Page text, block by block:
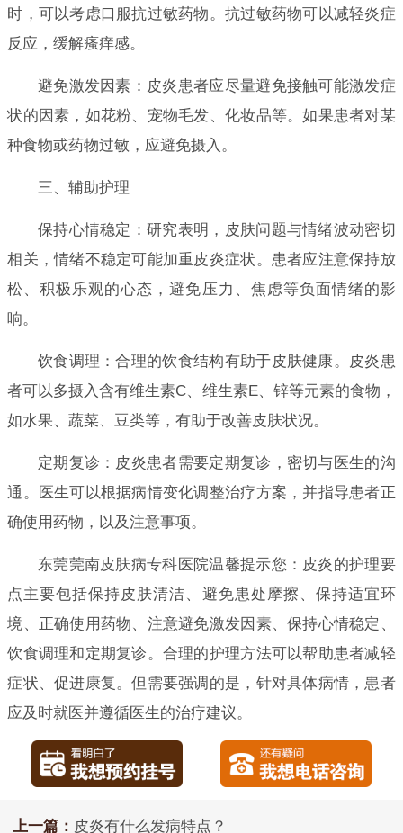
时，可以考虑口服抗过敏药物。抗过敏药物可以减轻炎症
反应，缓解瘙痒感。
避免激发因素：皮炎患者应尽量避免接触可能激发症
状的因素，如花粉、宠物毛发、化妆品等。如果患者对某
种食物或药物过敏，应避免摄入。
三、辅助护理
保持心情稳定：研究表明，皮肤问题与情绪波动密切
相关，情绪不稳定可能加重皮炎症状。患者应注意保持放
松、积极乐观的心态，避免压力、焦虑等负面情绪的影
响。
饮食调理：合理的饮食结构有助于皮肤健康。皮炎患
者可以多摄入含有维生素C、维生素E、锌等元素的食物，
如水果、蔬菜、豆类等，有助于改善皮肤状况。
定期复诊：皮炎患者需要定期复诊，密切与医生的沟
通。医生可以根据病情变化调整治疗方案，并指导患者正
确使用药物，以及注意事项。
东莞莞南皮肤病专科医院温馨提示您：皮炎的护理要
点主要包括保持皮肤清洁、避免患处摩擦、保持适宜环
境、正确使用药物、注意避免激发因素、保持心情稳定、
饮食调理和定期复诊。合理的护理方法可以帮助患者减轻
症状、促进康复。但需要强调的是，针对具体病情，患者
应及时就医并遵循医生的治疗建议。
上一篇： 皮炎有什么发病特点？